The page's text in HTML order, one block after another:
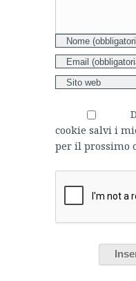
cookie salvi i
per il prossimo